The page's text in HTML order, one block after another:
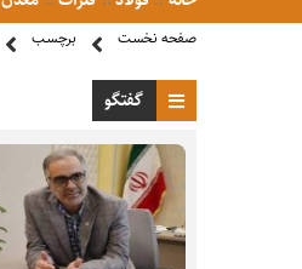
صفحه نخست برچسب
گفتگو